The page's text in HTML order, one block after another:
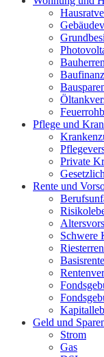
Pflege und
Private
Rente und
Schwere
Basisrente
Geld und
Strom
Gas